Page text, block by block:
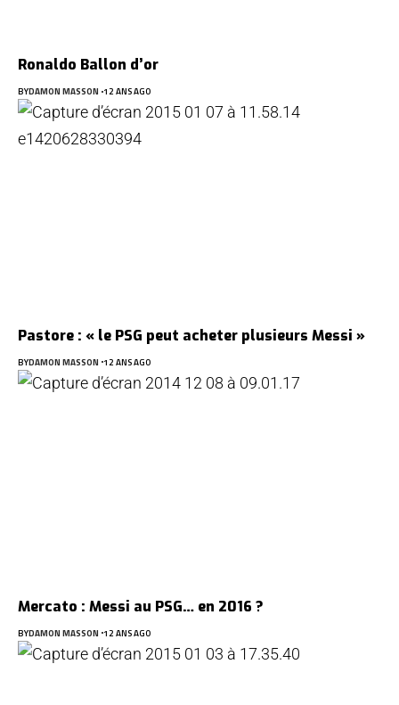
Ronaldo Ballon d’or
BYDAMON MASSON 12 ANS AGO
Pastore : « le PSG peut acheter plusieurs Messi »
BYDAMON MASSON 12 ANS AGO
Mercato : Messi au PSG… en 2016 ?
BYDAMON MASSON 12 ANS AGO